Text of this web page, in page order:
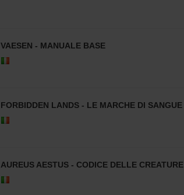
VAESEN - MANUALE BASE
FORBIDDEN LANDS - LE MARCHE DI SANGUE
AUREUS AESTUS - CODICE DELLE CREATURE